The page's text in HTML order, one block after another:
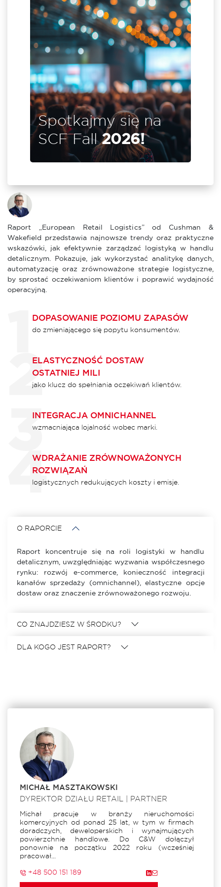
Raport „European Retail Logistics” od Cushman &
Wakefield przedstawia najnowsze trendy oraz praktyczne
wskazówki, jak efektywnie zarządzać logistyką w handlu
detalicznym. Pokazuje, jak wykorzystać analitykę danych,
automatyzację oraz zrównoważone strategie logistyczne,
by sprostać oczekiwaniom klientów i poprawić wydajność
operacyjną.
DOPASOWANIE POZIOMU ZAPASÓW
do zmieniającego się popytu konsumentów.
ELASTYCZNOŚĆ DOSTAW
OSTATNIEJ MILI
jako klucz do spełniania oczekiwań klientów.
INTEGRACJA OMNICHANNEL
wzmacniająca lojalność wobec marki.
WDRAŻANIE ZRÓWNOWAŻONYCH
ROZWIĄZAŃ
logistycznych redukujących koszty i emisje.
O RAPORCIE
Raport koncentruje się na roli logistyki w handlu
detalicznym, uwzględniając wyzwania współczesnego
rynku: rozwój e-commerce, konieczność integracji
kanałów sprzedaży (omnichannel), elastyczne opcje
dostaw oraz znaczenie zrównoważonego rozwoju.
CO ZNAJDZIESZ W ŚRODKU?
DLA KOGO JEST RAPORT?
MICHAŁ MASZTAKOWSKI
DYREKTOR DZIAŁU RETAIL | PARTNER
Michał pracuje w branży nieruchomości
komercyjnych od ponad 25 lat, w tym w firmach
doradczych, deweloperskich i wynajmujących
powierzchnie handlowe. Do C&W dołączył
ponownie na początku 2022 roku (wcześniej
pracował...
+48 500 151 189
Spotkajmy się na
SCF Fall2026!